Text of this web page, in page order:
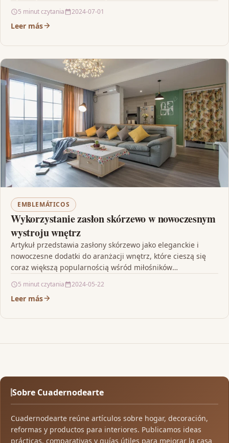
5 minut czytania 2024-07-01
Leer más
EMBLEMÁTICOS
Wykorzystanie zasłon skórzewo w nowoczesnym
wystroju wnętrz
Artykuł przedstawia zasłony skórzewo jako eleganckie i
nowoczesne dodatki do aranżacji wnętrz, które cieszą się
coraz większą popularnością wśród miłośników
5 minut czytania 2024-05-22
Leer más
Sobre Cuadernodearte
Cuadernodearte reúne artículos sobre hogar, decoración,
reformas y productos para interiores. Publicamos ideas
prácticas, comparativas y guías útiles para mejorar la casa